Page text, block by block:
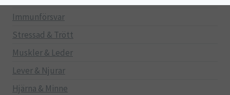
Immunförsvar
Stressad & Trött
Muskler & Leder
Lever & Njurar
Hjärna & Minne